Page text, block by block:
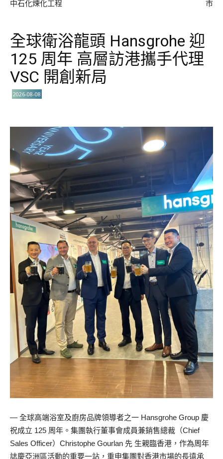
中石化煉化工程
市
全球衛浴龍頭 Hansgrohe 迎
125 周年 高層訪港攜手代理
VSC 開創新局
2026-08-08
— 全球高端浴室及廚房品牌領導者之一 Hansgrohe Group 慶
祝成立 125 周年。集團執行董事會成員兼銷售總裁（Chief
Sales Officer）Christophe Gourlan 先 生親臨香港，作為周年
誌慶亞洲區活動的重要一站，重申集團對香港市場的長遠承